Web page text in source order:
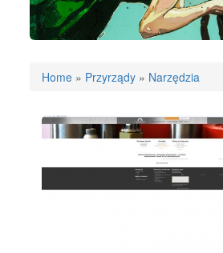
Home » Przyrządy » Narzędzia